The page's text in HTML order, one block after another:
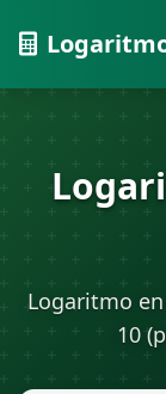
Logaritmo
10